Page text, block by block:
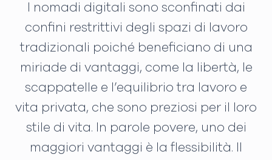
I nomadi digitali sono sconfinati dai
confini restrittivi degli spazi di lavoro
tradizionali poiché beneficiano di una
miriade di vantaggi, come la libertà, le
scappatelle e l’equilibrio tra lavoro e
vita privata, che sono preziosi per il loro
stile di vita. In parole povere, uno dei
maggiori vantaggi è la flessibilità. Il